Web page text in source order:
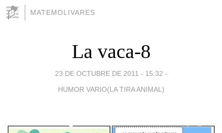
MATEMOLIVARES
La vaca-8
23 DE OCTUBRE DE 2011 - 15:32 -
HUMOR VARIO(LA TIRA ANIMAL)